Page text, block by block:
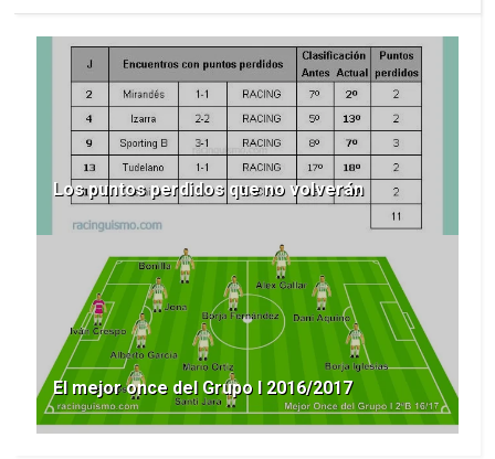
Los puntos perdidos que no volverán
El mejor once del Grupo I 2016/2017